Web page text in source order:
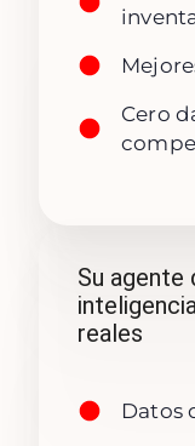
Cero
Su agente
reales
Datos